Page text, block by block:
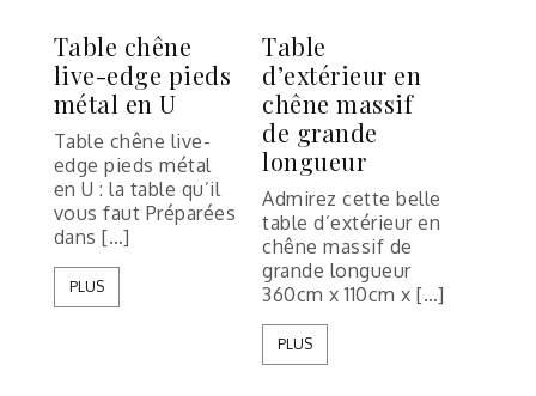
Table chêne
live-edge pieds
métal en U
Table chêne live-
edge pieds métal
en U : la table qu’il
vous faut Préparées
dans […]
PLUS
Table
d’extérieur en
chêne massif
de grande
longueur
Admirez cette belle
table d’extérieur en
chêne massif de
grande longueur
360cm x 110cm x […]
PLUS